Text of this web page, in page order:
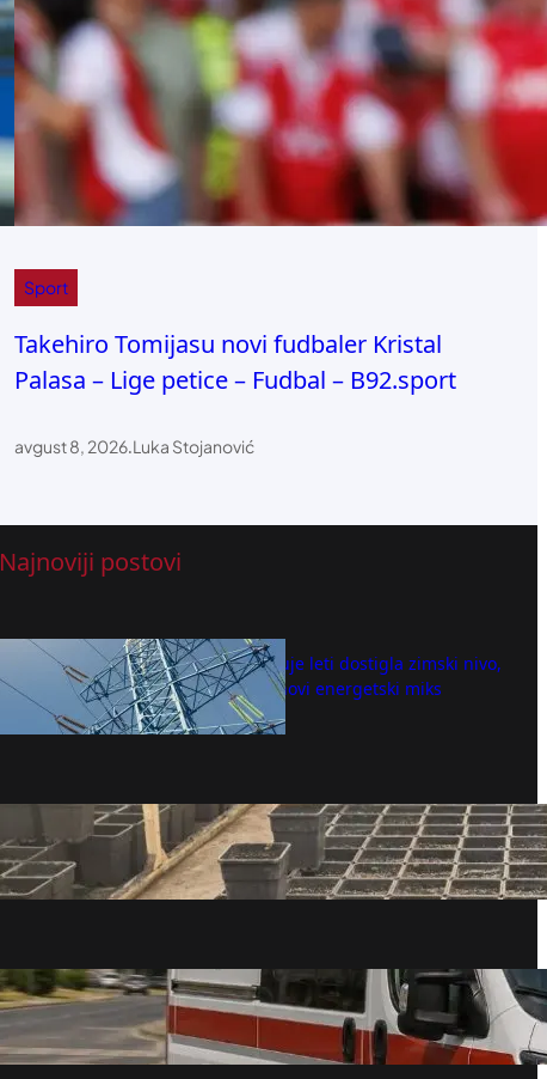
Sport
Takehiro Tomijasu novi fudbaler Kristal
Palasa – Lige petice – Fudbal – B92.sport
avgust 8, 2026.Luka Stojanović
Najnoviji postovi
Potrošnja struje leti dostigla zimski nivo,
treba tražiti novi energetski miks
avgust 8, 2026
U Smederevu otkrivena laboratorija
marihuane, zaplenjeno pola tone (FOTO)
avgust 8, 2026
Tri vozila se sudarila, jedna osoba
prevezena u Urgentni centar
avgust 8, 2026